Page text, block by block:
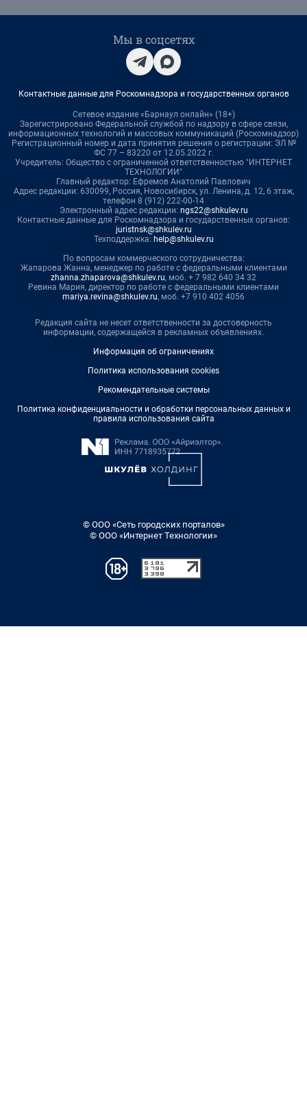
Мы в соцсетях
Контактные данные для Роскомнадзора и государственных органов
Сетевое издание «Барнаул онлайн» (18+)
Зарегистрировано Федеральной службой по надзору в сфере связи,
информационных технологий и массовых коммуникаций (Роскомнадзор)
Регистрационный номер и дата принятия решения о регистрации: ЭЛ №
ФС 77 – 83220 от 12.05.2022 г.
Учредитель: Общество с ограниченной ответственностью "ИНТЕРНЕТ
ТЕХНОЛОГИИ"
Главный редактор: Ефремов Анатолий Павлович
Адрес редакции: 630099, Россия, Новосибирск, ул. Ленина, д. 12, 6 этаж,
телефон 8 (912) 222-00-14
Электронный адрес редакции: ngs22@shkulev.ru
Контактные данные для Роскомнадзора и государственных органов:
juristnsk@shkulev.ru
Техподдержка: help@shkulev.ru
По вопросам коммерческого сотрудничества:
Жапарова Жанна, менеджер по работе с федеральными клиентами
zhanna.zhaparova@shkulev.ru, моб. + 7 982 640 34 32
Ревина Мария, директор по работе с федеральными клиентами
mariya.revina@shkulev.ru, моб. +7 910 402 4056
Редакция сайта не несет ответственности за достоверность
информации, содержащейся в рекламных объявлениях.
Информация об ограничениях
Политика использования cookies
Рекомендательные системы
Политика конфиденциальности и обработки персональных данных и
правила использования сайта
© ООО «Сеть городских порталов»
© ООО «Интернет Технологии»